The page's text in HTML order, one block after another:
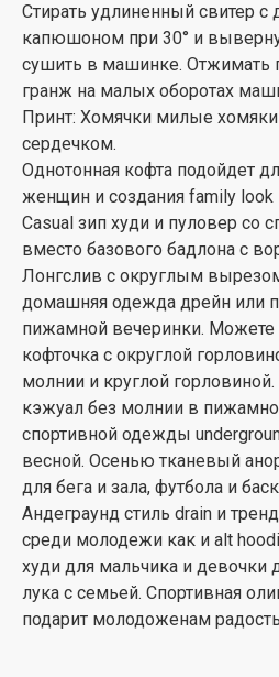
Стирать удлиненный свитер
капюшоном при 30° и
сушить в машинке. Отжимать
гранж на малых оборотах
Принт: Хомячки милые
сердечком.
Однотонная кофта подойдет
женщин и создания family
Casual зип худи и пуловер со
вместо базового бадлона с
Лонгслив с округлым
домашняя одежда дрейн или
пижамной вечеринки. Можете
кофточка с округлой
молнии и круглой
кэжуал без молнии в
спортивной одежды
весной. Осенью тканевый
для бега и зала, футбола и
Андеграунд стиль drain и
среди молодежи как и alt
худи для мальчика и девочки
лука с семьей. Спортивная
подарит молодоженам